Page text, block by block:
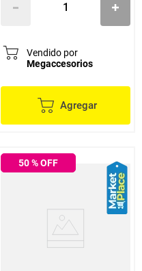
Vendido por
Megaccesorios
Agregar
50% OFF